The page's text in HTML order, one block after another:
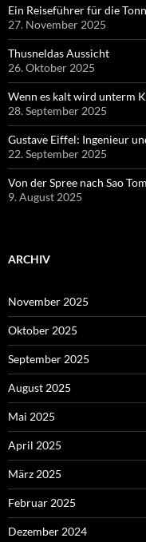
Ein Reiseführer für die
27. November 2025
Thusneldas Aussicht
26. Oktober 2025
Wenn es kalt wird unterm
28. September 2025
Gustave Eiffel: Ingenieur
22. September 2025
Von der Spree nach Sao
9. August 2025
ARCHIV
November 2025
Oktober 2025
September 2025
August 2025
Mai 2025
April 2025
März 2025
Februar 2025
Dezember 2024